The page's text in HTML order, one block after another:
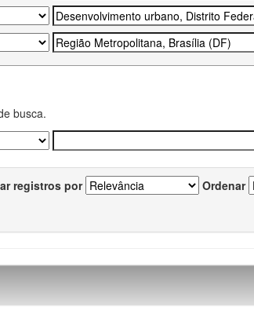
busca.
registros por Ordenar